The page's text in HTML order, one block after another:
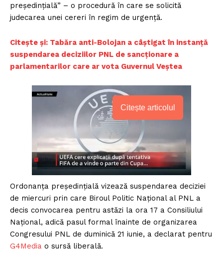
președințială” – o procedură în care se solicită
judecarea unei cereri în regim de urgență.
Citește și: Tabăra anti-Bolojan a câștigat în instanță
suspendarea deciziilor PNL de sancționare a
parlamentarilor care ar vota Guvernul Veștea
Citește articolul
Ordonanța președințială vizează suspendarea deciziei
de miercuri prin care Biroul Politic Național al PNL a
decis convocarea pentru astăzi la ora 17 a Consiliului
Național, adică pasul formal înainte de organizarea
Congresului PNL de duminică 21 iunie, a declarat pentru
G4Media o sursă liberală.